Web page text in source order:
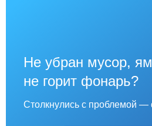
Не убран мусор,
не горит фонарь?
Столкнулись с проблемой —